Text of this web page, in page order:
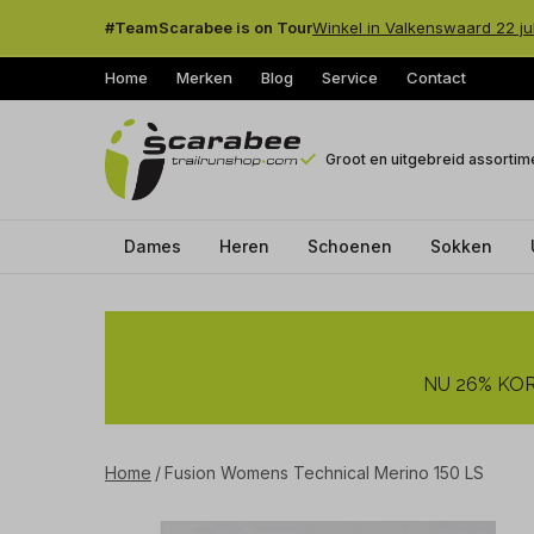
#TeamScarabee is on TourWinkel in Valkenswaard 22
Home Merken Blog Service Contact
Groot en uitgebreid
Dames Heren Schoenen Sokken
Fusion
Technical
Merino
NU 26%
Home Fusion Womens Technical Merino 150 LS